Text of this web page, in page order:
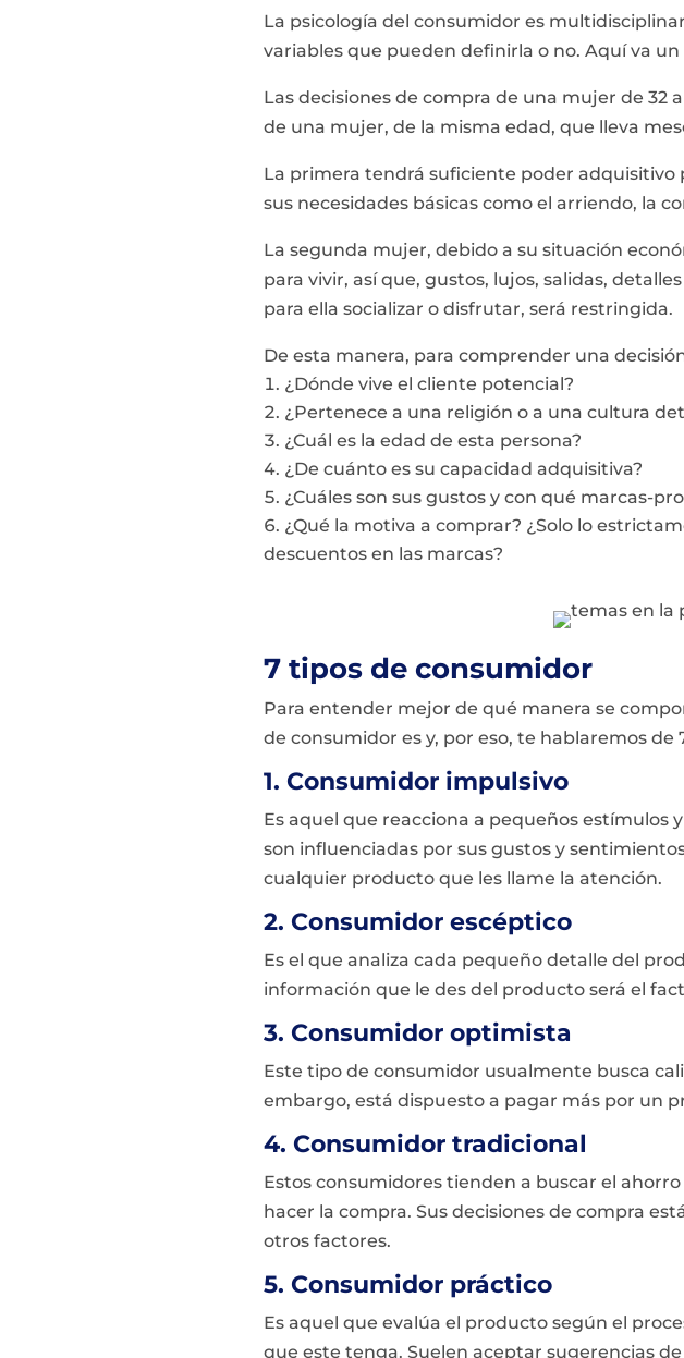
La psicología del consumidor es
variables que pueden definirla o no. Aquí va
Las decisiones de compra de una mujer de 32
de una mujer, de la misma edad, que lleva
La primera tendrá suficiente poder adquisitivo
sus necesidades básicas como el arriendo, la
La segunda mujer, debido a su situación
para vivir, así que, gustos, lujos, salidas,
para ella socializar o disfrutar, será restringida.
De esta manera, para comprender una
¿Dónde vive el cliente potencial?
¿Pertenece a una religión o a una cultura
¿Cuál es la edad de esta persona?
¿De cuánto es su capacidad adquisitiva?
¿Cuáles son sus gustos y con qué marcas-
¿Qué la motiva a comprar? ¿Solo lo
descuentos en las marcas?
7 tipos de consumidor
Para entender mejor de qué manera se
de consumidor es y, por eso, te hablaremos
1. Consumidor impulsivo
Es aquel que reacciona a pequeños estímulos
son influenciadas por sus gustos y
cualquier producto que les llame la atención.
2. Consumidor escéptico
Es el que analiza cada pequeño detalle del
información que le des del producto será el
3. Consumidor optimista
Este tipo de consumidor usualmente busca
embargo, está dispuesto a pagar más por un
4. Consumidor tradicional
Estos consumidores tienden a buscar el
hacer la compra. Sus decisiones de compra
otros factores.
5. Consumidor práctico
Es aquel que evalúa el producto según el
que este tenga. Suelen aceptar sugerencias